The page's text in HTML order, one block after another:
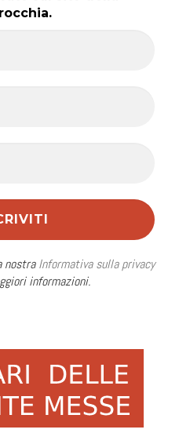
nostraInformativa sulla privacy
informazioni.